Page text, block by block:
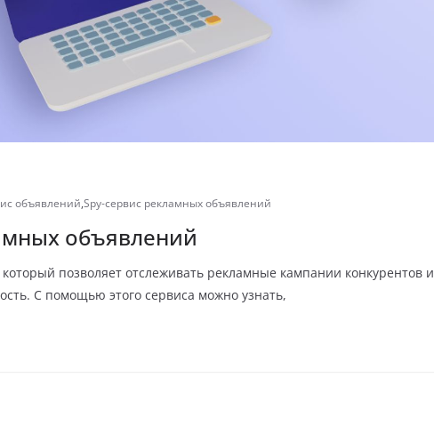
объявлений,Spy-сервис рекламных объявлений
объявлений
позволяет отслеживать рекламные кампании конкурентов и
С помощью этого сервиса можно узнать,